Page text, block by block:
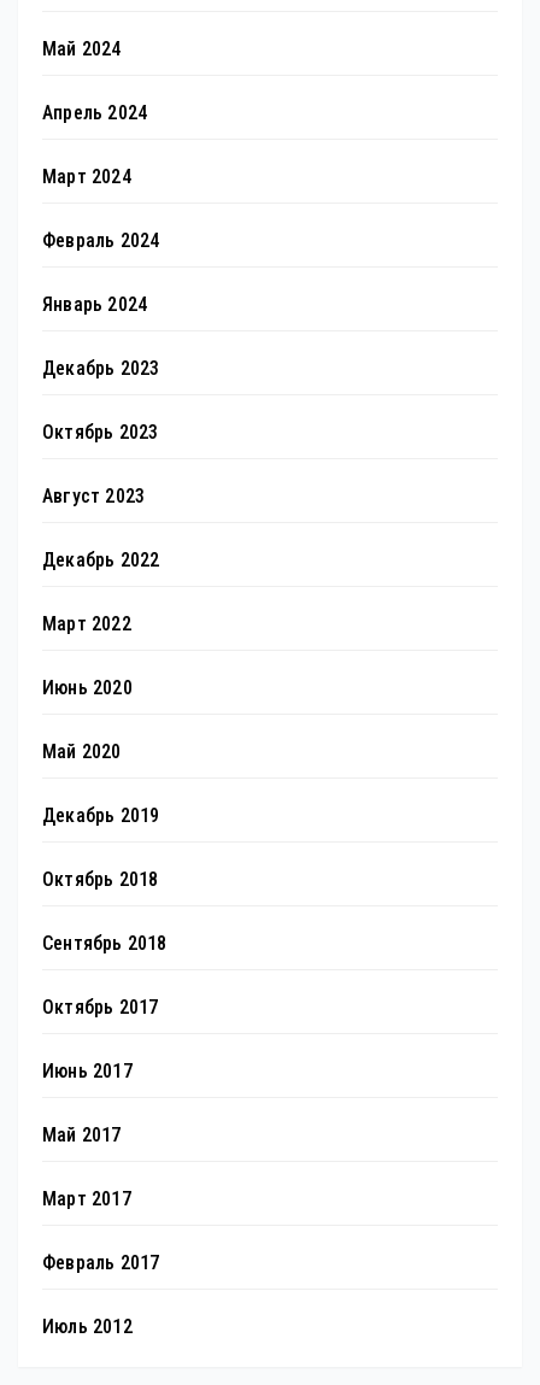
Май 2024
Апрель 2024
Март 2024
Февраль 2024
Январь 2024
Декабрь 2023
Октябрь 2023
Август 2023
Декабрь 2022
Март 2022
Июнь 2020
Май 2020
Декабрь 2019
Октябрь 2018
Сентябрь 2018
Октябрь 2017
Июнь 2017
Май 2017
Март 2017
Февраль 2017
Июль 2012